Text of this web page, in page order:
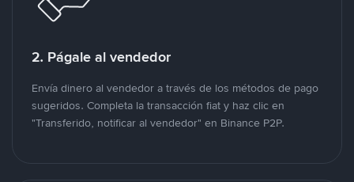
2. Págale al vendedor
Envía dinero al vendedor a través de los métodos de pago
sugeridos. Completa la transacción fiat y haz clic en
"Transferido, notificar al vendedor" en Binance P2P.